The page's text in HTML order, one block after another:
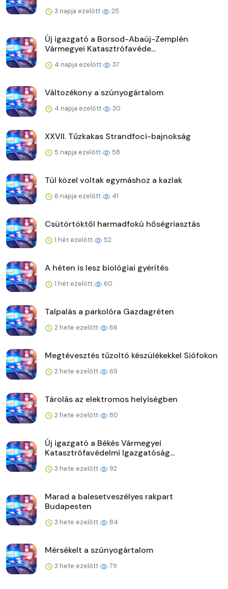
3 napja ezelőtt 25
Új igazgató a Borsod-Abaúj-Zemplén
Vármegyei Katasztrófavéde...
4 napja ezelőtt 37
Változékony a szúnyogártalom
4 napja ezelőtt 30
XXVII. Tűzkakas Strandfoci-bajnokság
5 napja ezelőtt 58
Túl közel voltak egymáshoz a kazlak
6 napja ezelőtt 41
Csütörtöktől harmadfokú hőségriasztás
1 hét ezelőtt 52
A héten is lesz biológiai gyérítés
1 hét ezelőtt 60
Talpalás a parkolóra Gazdagréten
2 hete ezelőtt 66
Megtévesztés tűzoltó készülékekkel Siófokon
2 hete ezelőtt 69
Tárolás az elektromos helyiségben
2 hete ezelőtt 80
Új igazgató a Békés Vármegyei
Katasztrófavédelmi Igazgatóság...
3 hete ezelőtt 92
Marad a balesetveszélyes rakpart
Budapesten
3 hete ezelőtt 84
Mérsékelt a szúnyogártalom
3 hete ezelőtt 79